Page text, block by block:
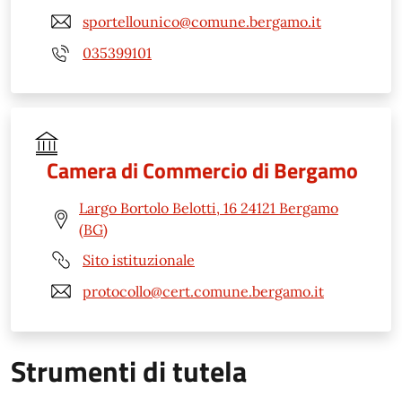
sportellounico@comune.bergamo.it
035399101
Camera di Commercio di Bergamo
Largo Bortolo Belotti, 16 24121 Bergamo
(BG)
Sito istituzionale
protocollo@cert.comune.bergamo.it
Strumenti di tutela